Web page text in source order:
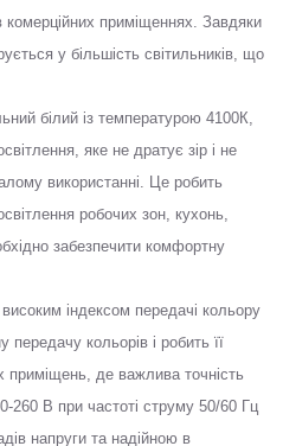
комерційних приміщеннях. Завдяки
у більшість світильників, що
білий із температурою 4100К,
яке не дратує зір і не
використанні. Це робить
робочих зон, кухонь,
забезпечити комфортну
індексом передачі кольору
кольорів і робить її
де важлива точність
260 В при частоті струму 50/60 Гц
напруги та надійною в